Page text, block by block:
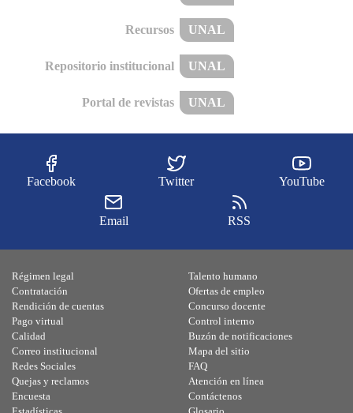
Recursos UNAL
Repositorio institucional UNAL
Portal de revistas UNAL
Facebook Twitter YouTube
Email RSS
Régimen legal
Contratación
Rendición de cuentas
Pago virtual
Calidad
Talento humano
Ofertas de empleo
Concurso docente
Control interno
Buzón de notificaciones
Correo institucional
Redes Sociales
Quejas y reclamos
Encuesta
Mapa del sitio
FAQ
Atención en línea
Contáctenos